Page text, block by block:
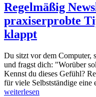
Regelmäßig
praxiserprobte
klappt
Du sitzt vor dem Computer,
und fragst dich: "Worüber
Kennst du dieses Gefühl?
für viele Selbstständige eine
weiterlesen